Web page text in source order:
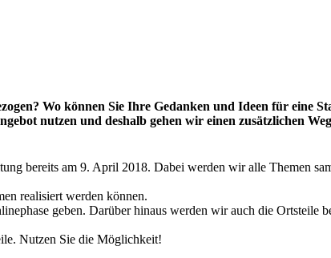
Wo können Sie Ihre Gedanken und Ideen für eine
nutzen und deshalb gehen wir einen zusätzlichen
bereits am 9. April 2018. Dabei werden wir alle Themen
realisiert werden können.
geben. Darüber hinaus werden wir auch die Ortsteile
Nutzen Sie die Möglichkeit!